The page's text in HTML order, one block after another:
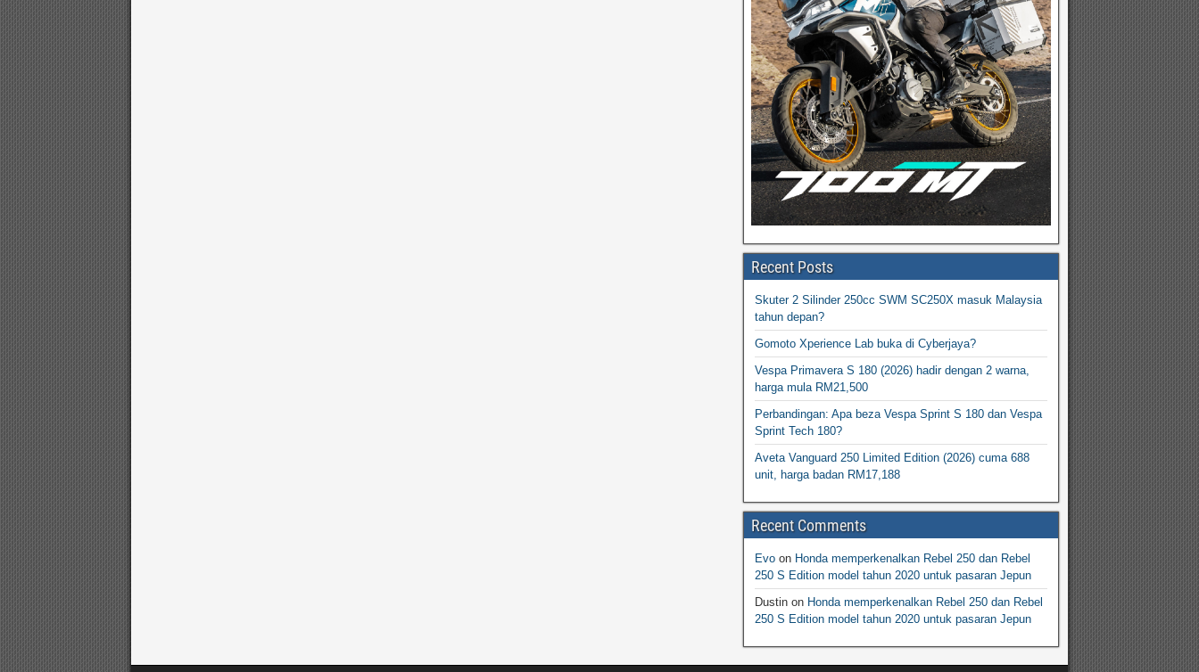
Recent Posts
Skuter 2 Silinder 250cc SWM SC250X masuk Malaysia
tahun depan?
Gomoto Xperience Lab buka di Cyberjaya?
Vespa Primavera S 180 (2026) hadir dengan 2 warna,
harga mula RM21,500
Perbandingan: Apa beza Vespa Sprint S 180 dan Vespa
Sprint Tech 180?
Aveta Vanguard 250 Limited Edition (2026) cuma 688
unit, harga badan RM17,188
Recent Comments
Evo on Honda memperkenalkan Rebel 250 dan Rebel
250 S Edition model tahun 2020 untuk pasaran Jepun
Dustin on Honda memperkenalkan Rebel 250 dan Rebel
250 S Edition model tahun 2020 untuk pasaran Jepun